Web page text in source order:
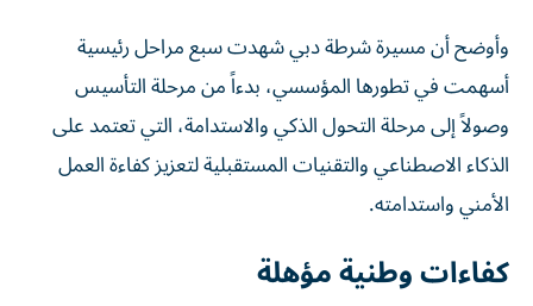
وأوضح أن مسيرة شرطة دبي شهدت سبع مراحل رئيسية
أسهمت في تطورها المؤسسي، بدءاً من مرحلة التأسيس
وصولاً إلى مرحلة التحول الذكي والاستدامة، التي تعتمد على
الذكاء الاصطناعي والتقنيات المستقبلية لتعزيز كفاءة العمل
الأمني واستدامته.
كفاءات وطنية مؤهلة